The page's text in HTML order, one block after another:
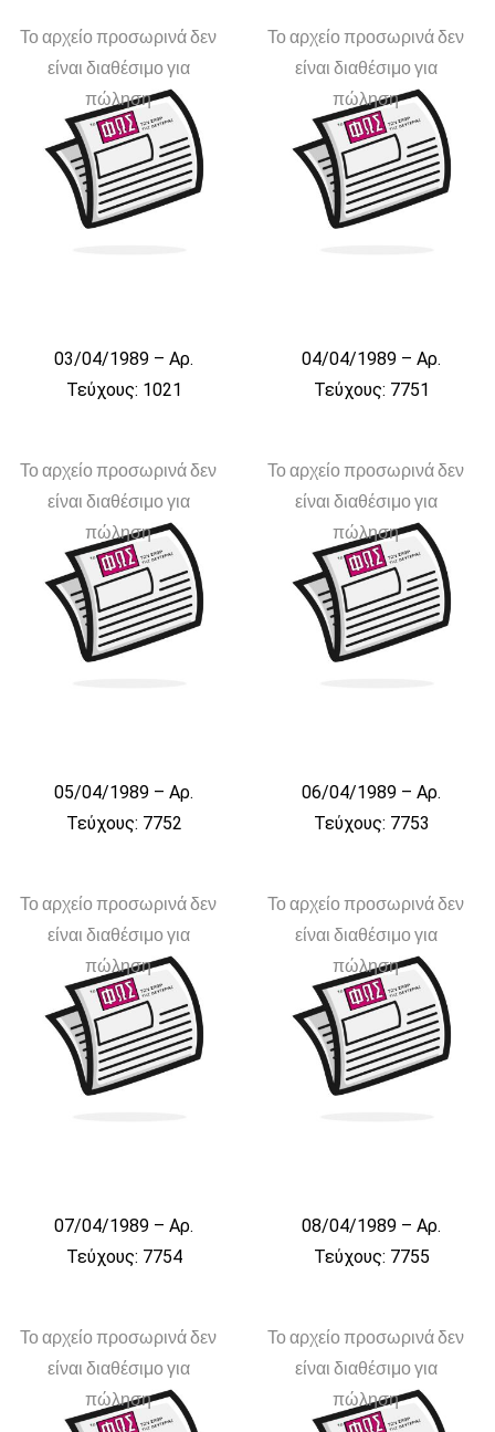
Το αρχείο προσωρινά δεν
είναι διαθέσιμο για
πώληση
03/04/1989 – Αρ.
Τεύχους: 1021
Το αρχείο προσωρινά δεν
είναι διαθέσιμο για
πώληση
04/04/1989 – Αρ.
Τεύχους: 7751
Το αρχείο προσωρινά δεν
είναι διαθέσιμο για
πώληση
05/04/1989 – Αρ.
Τεύχους: 7752
Το αρχείο προσωρινά δεν
είναι διαθέσιμο για
πώληση
06/04/1989 – Αρ.
Τεύχους: 7753
Το αρχείο προσωρινά δεν
είναι διαθέσιμο για
πώληση
07/04/1989 – Αρ.
Τεύχους: 7754
Το αρχείο προσωρινά δεν
είναι διαθέσιμο για
πώληση
08/04/1989 – Αρ.
Τεύχους: 7755
Το αρχείο προσωρινά δεν
είναι διαθέσιμο για
πώληση
Το αρχείο προσωρινά δεν
είναι διαθέσιμο για
πώληση